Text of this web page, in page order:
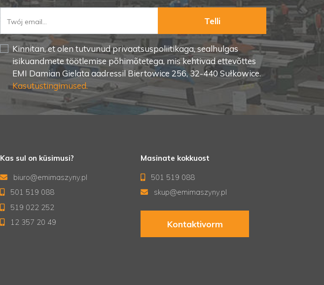
Telli
Kinnitan, et olen tutvunud privaatsuspoliitikaga, sealhulgas
isikuandmete töötlemise põhimõtetega, mis kehtivad ettevõttes
EMI Damian Gielata aadressil Biertowice 256, 32-440 Sułkowice.
Kasutustingimused.
Kas sul on küsimusi?
biuro@emimaszyny.pl
501 519 088
519 022 252
12 357 20 49
Masinate kokkuost
501 519 088
skup@emimaszyny.pl
Kontaktivorm